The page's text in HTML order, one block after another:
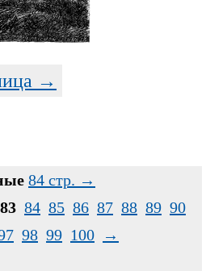
→
84 стр. →
83 84 85 86 87 88 89 90
98 99 100
→